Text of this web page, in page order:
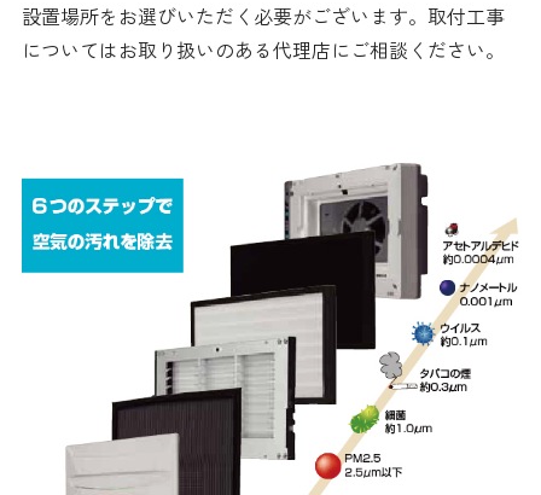
設置場所をお選びいただく必要がございます。取付工事
についてはお取り扱いのある代理店にご相談ください。